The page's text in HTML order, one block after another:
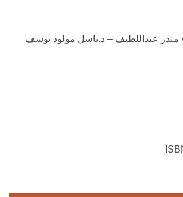
منذر عبداللطيف – د.باسل مولود يوسف
في العدل و المعرفة في القضاء الدولي